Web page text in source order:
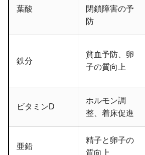
葉酸
閉鎖障害の予
防
鉄分
貧血予防、卵
子の質向上
ビタミンD
ホルモン調
整、着床促進
亜鉛
精子と卵子の
質向上